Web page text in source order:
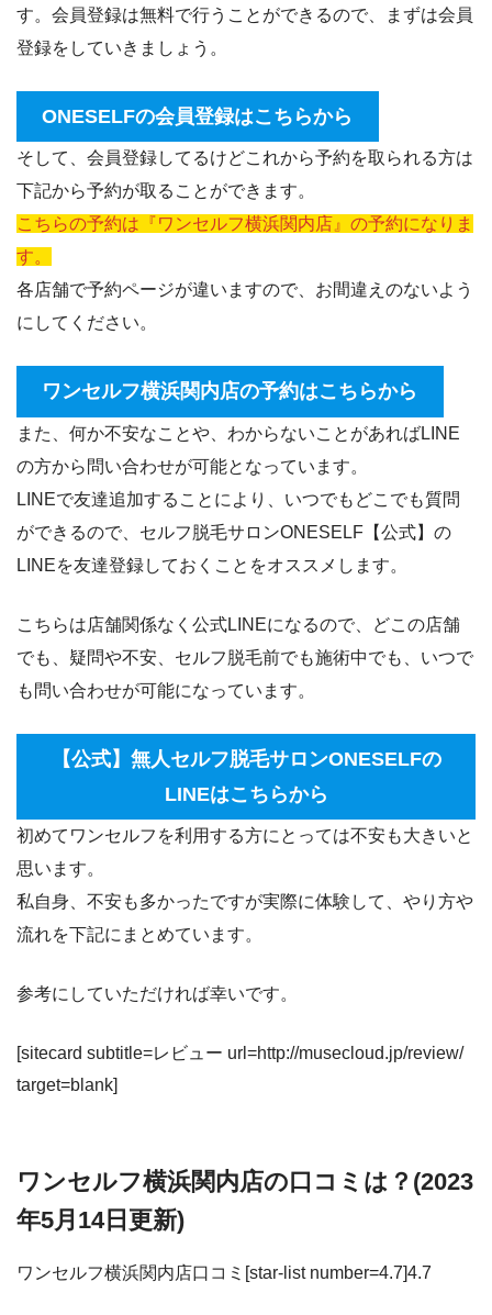
す。会員登録は無料で行うことができるので、まずは会員
登録をしていきましょう。
ONESELFの会員登録はこちらから
そして、会員登録してるけどこれから予約を取られる方は
下記から予約が取ることができます。
こちらの予約は『ワンセルフ横浜関内店』の予約になりま
す。
各店舗で予約ページが違いますので、お間違えのないよう
にしてください。
ワンセルフ横浜関内店の予約はこちらから
また、何か不安なことや、わからないことがあればLINE
の方から問い合わせが可能となっています。
LINEで友達追加することにより、いつでもどこでも質問
ができるので、セルフ脱毛サロンONESELF【公式】の
LINEを友達登録しておくことをオススメします。
こちらは店舗関係なく公式LINEになるので、どこの店舗
でも、疑問や不安、セルフ脱毛前でも施術中でも、いつで
も問い合わせが可能になっています。
【公式】無人セルフ脱毛サロンONESELFの
LINEはこちらから
初めてワンセルフを利用する方にとっては不安も大きいと
思います。
私自身、不安も多かったですが実際に体験して、やり方や
流れを下記にまとめています。
参考にしていただければ幸いです。
[sitecard subtitle=レビュー url=http://musecloud.jp/review/
target=blank]
ワンセルフ横浜関内店の口コミは？(2023
年5月14日更新)
ワンセルフ横浜関内店口コミ[star-list number=4.7]4.7